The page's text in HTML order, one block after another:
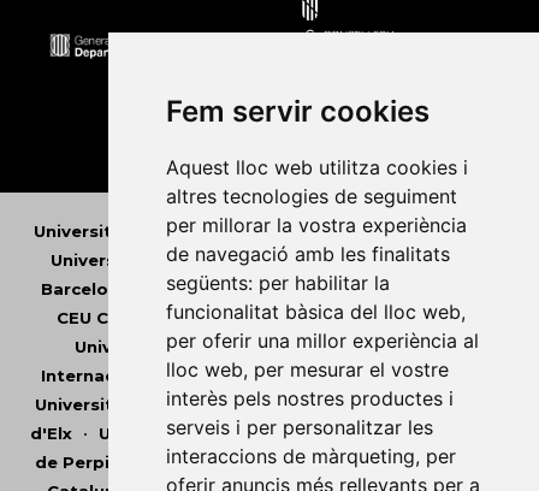
Fem servir cookies
Aquest lloc web utilitza cookies i
altres tecnologies de seguiment
per millorar la vostra experiència
de navegació amb les finalitats
següents: per habilitar la
funcionalitat bàsica del lloc web,
per oferir una millor experiència al
lloc web, per mesurar el vostre
interès pels nostres productes i
serveis i per personalitzar les
interaccions de màrqueting, per
oferir anuncis més rellevants per a
Universitat Abat Oliba CEU • Universitat d'Alacant
Universitat d'Andorra•Universitat Autònoma de
Barcelona
Universitat de Barcelona •
CEU Cardenal Herrera•Universitat de Girona•
Universitat de les Illes Balears•Universitat
Internacional de Catalunya•Universitat Jaume I
Universitat de Lleida•Universitat Miguel Hernández
d'Elx• Universitat Oberta de Catalunya•Universitat
de Perpinyà Via Domitia•Universitat Politècnica de